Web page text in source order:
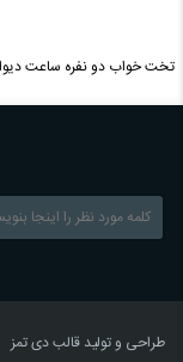
تخت خواب دو نفره ساعت
طراحی و تولید قالبدی تمز